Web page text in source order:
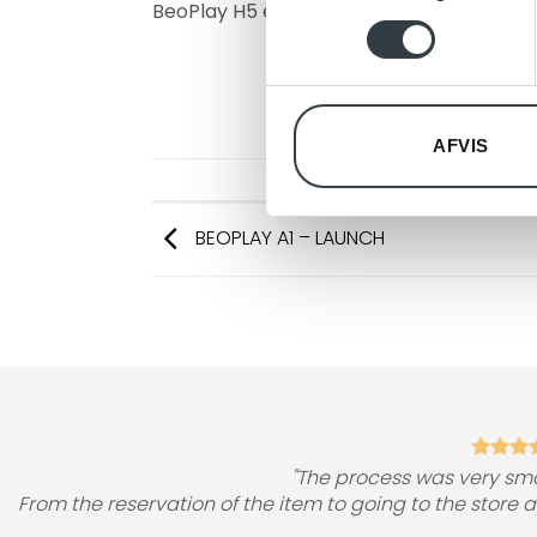
vores trafik. Vi deler også
AFVIS
BeoPlay H5 er et udgået produkt – Se
BEOPLAY A1 – LAUNCH
"The process was very
From the reservation of the item to going to the